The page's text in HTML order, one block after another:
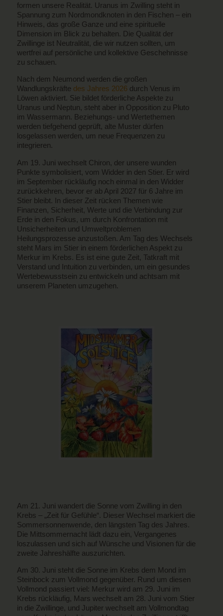
formen unsere Realität. Uranus im Zwilling steht in
Spannung zum Nordmondknoten in den Fischen – ein
Hinweis, das große Ganze und eine spirituelle
Dimension im Blick zu behalten. Die Qualität der
Zwillinge ist Neutralität, die wir nutzen sollten, um
wertfrei auf persönliche und kollektive Geschehnisse
zu schauen.
Nach dem Neumond werden die großen
Wandlungskräfte des Jahres 2026 durch Venus im
Löwen aktiviert. Sie bildet förderliche Aspekte zu
Uranus und Neptun, steht aber in Opposition zu Pluto
im Wassermann. Beziehungs- und Wertethemen
werden tiefgehend geprüft, alte Muster dürfen
losgelassen werden, um neue Frequenzen zu
integrieren.
Am 19. Juni wechselt Chiron, der unsere wunden
Punkte symbolisiert, vom Widder in den Stier. Er wird
im September rückläufig noch einmal in den Widder
zurückkehren, bevor er ab April 2027 für 6 Jahre im
Stier bleibt. In dieser Zeit rücken Themen wie
Finanzen, Sicherheit, Werte und die Verbindung zur
Erde in den Fokus, um durch Konfrontation mit
Unsicherheiten und Umweltproblemen
Heilungsprozesse anzustoßen. Am Tag des Wechsels
steht Mars im Stier in einem förderlichen Aspekt zu
Merkur im Krebs. Es ist eine gute Zeit, Tatkraft mit
Verstand und Intuition zu verbinden, um ein gesundes
Wertebewusstsein zu entwickeln und achtsam mit
unserem Planeten umzugehen.
Am 21. Juni wandert die Sonne vom Zwilling in den
Krebs – „Zeit für Gefühle“. Dieser Wechsel markiert die
Sommersonnenwende, den längsten Tag des Jahres.
Die Mittsommernacht lädt dazu ein, Vergangenes
loszulassen und sich auf Wünsche und Visionen für die
zweite Jahreshälfte auszurichten.
Am 30. Juni steht die Sonne im Krebs dem Mond im
Steinbock zum Vollmond gegenüber. Rund um diesen
Vollmond passiert viel: Merkur wird am 29. Juni im
Krebs rückläufig, Mars wechselt am 28. Juni vom Stier
in die Zwillinge, und Jupiter wechselt am Vollmondtag